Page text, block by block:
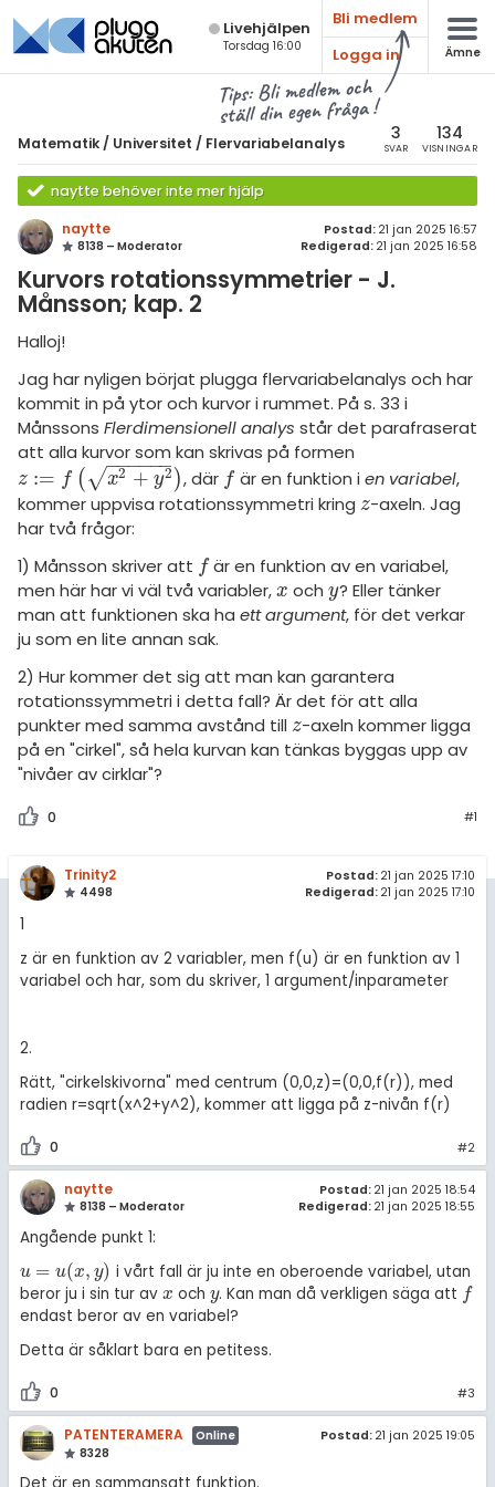
Live­hjälpen
Torsdag 16:00
Bli medlem
Logga in
Ämne
Tips: Bli medlem och
ställ din egen fråga !
Matematik / Universitet / Flervariabelanalys 3
SVAR
134
VISNINGAR
naytte behöver inte mer hjälp
naytte
8138 – Moderator
Postad: 21 jan 2025 16:57
Redigerad: 21 jan 2025 16:58
Kurvors rotationssymmetrier - J.
Månsson; kap. 2
Halloj!
Jag har nyligen börjat plugga flervariabelanalys och har
kommit in på ytor och kurvor i rummet. På s. 33 i
Månssons Flerdimensionell analys står det parafraserat
att alla kurvor som kan skrivas på formen
z := f ( x2 + y2
− −
−−−−
√ )
z: =fx 2+ y 2 , där f
f är en funktion i en variabel,
kommer uppvisa rotationssymmetri kring z
z-axeln. Jag
har två frågor:
1) Månsson skriver att f
f är en funktion av en variabel,
men här har vi väl två variabler, x
x ochy
y? Eller tänker
man att funktionen ska ha ett argument, för det verkar
ju som en lite annan sak.
2) Hur kommer det sig att man kan garantera
rotationssymmetri i detta fall? Är det för att alla
punkter med samma avstånd till z
z-axeln kommer ligga
på en "cirkel", så hela kurvan kan tänkas byggas upp av
"nivåer av cirklar"?
0 #1
Trinity2
4498
Postad: 21 jan 2025 17:10
Redigerad: 21 jan 2025 17:10
1
z är en funktion av 2 variabler, men f(u) är en funktion av 1
variabel och har, som du skriver, 1 argument/inparameter
2.
Rätt, "cirkelskivorna" med centrum (0,0,z)=(0,0,f(r)), med
radien r=sqrt(x^2+y^2), kommer att ligga på z-nivån f(r)
0 #2
naytte
8138 – Moderator
Postad: 21 jan 2025 18:54
Redigerad: 21 jan 2025 18:55
Angående punkt 1:
u = u(x, y)
u=u( x,y)
i vårt fall är ju inte en oberoende variabel, utan
beror ju i sin tur av x
x och y
y. Kan man då verkligen säga att f
f
endast beror av en variabel?
Detta är såklart bara en petitess.
0 #3
PATENTERAMERA
Online
8328
Postad: 21 jan 2025 19:05
Alla ämnen
Alla trådar
7
8
9
1
2
3
4
5
högskolan
Matematik
Universitet
Alla trådar
Envariabelanalys
Sannolikhet och Statistik
Diskret matematik
Övrigt
Livehjälpen
Topplistor
Regler
7 inloggade
Om Pluggakuten
Cookie-inställningar
(mattedelen)
diskussioner
& Bygg
språk
ämnen
diskussioner